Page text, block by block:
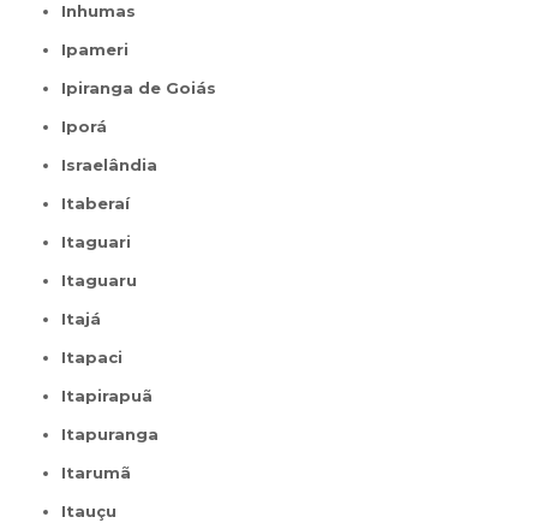
Inhumas
Ipameri
Ipiranga de Goiás
Iporá
Israelândia
Itaberaí
Itaguari
Itaguaru
Itajá
Itapaci
Itapirapuã
Itapuranga
Itarumã
Itauçu